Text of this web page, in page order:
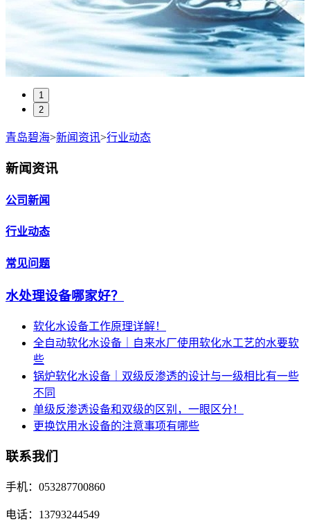
1
2
青岛碧海>新闻资讯>行业动态
新闻资讯
公司新闻
行业动态
常见问题
水处理设备哪家好？
软化水设备工作原理详解！
全自动软化水设备｜自来水厂使用软化水工艺的水要软
些
锅炉软化水设备｜双级反渗透的设计与一级相比有一些
不同
单级反渗透设备和双级的区别，一眼区分！
更换饮用水设备的注意事项有哪些
联系我们
手机：053287700860
电话：13793244549